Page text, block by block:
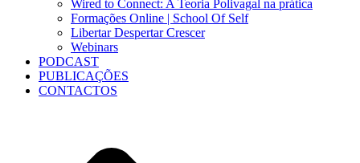
Wired to Connect: A Teoria Polivagal na prática
Formações Online | School Of Self
Libertar Despertar Crescer
Webinars
PODCAST
PUBLICAÇÕES
CONTACTOS